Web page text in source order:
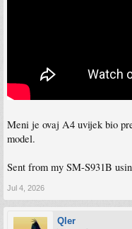
Meni je ovaj A4 uvijek bio
model.
Sent from my SM-S931B
Jul 4, 2026
Qler